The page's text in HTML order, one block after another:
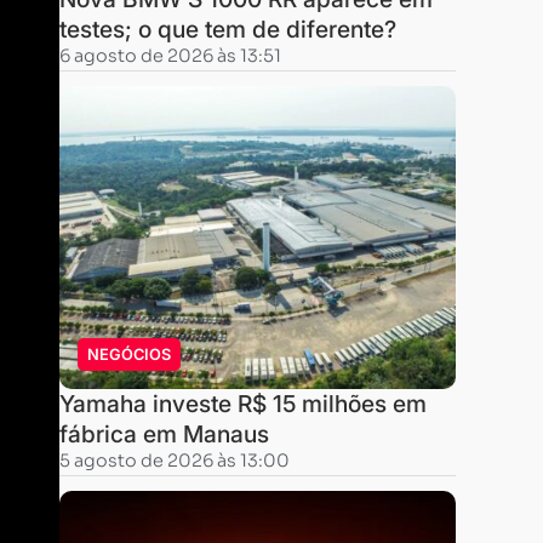
testes; o que tem de diferente?
6 agosto de 2026 às 13:51
NEGÓCIOS
Yamaha investe R$ 15 milhões em
fábrica em Manaus
5 agosto de 2026 às 13:00